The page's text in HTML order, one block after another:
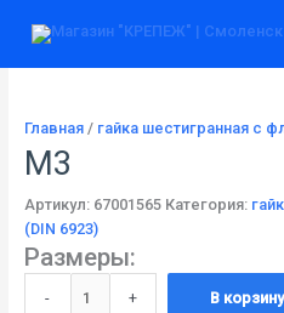
Главная/ гайка шестигранная с
М3
Артикул: 67001565 Категория:
(DIN 6923)
Размеры:
-
товара
+ В корзину